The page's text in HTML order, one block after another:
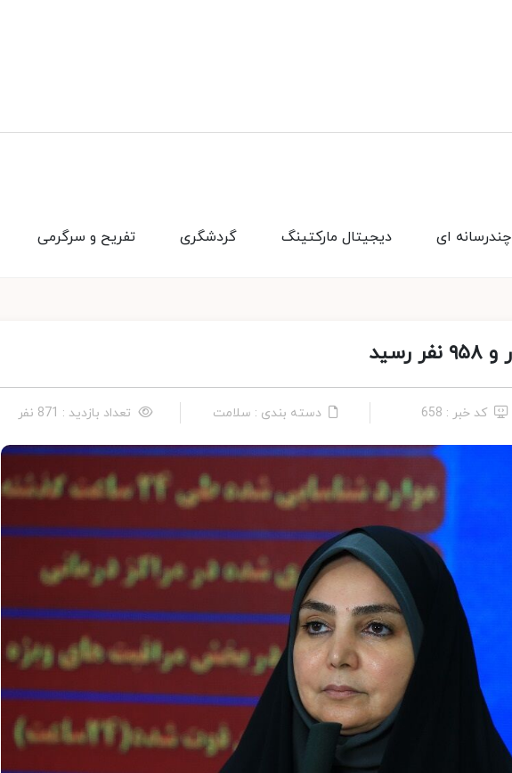
تفریح و سرگرمی گردشگری دیجیتال مارکتینگ چندرسانه ای
کد خبر : 658 دسته بندی : سلامت تعداد بازدید : 871 نفر